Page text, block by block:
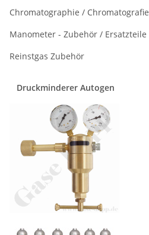
Chromatographie / Chromatografie
Manometer - Zubehör / Ersatzteile
Reinstgas Zubehör
Druckminderer Autogen